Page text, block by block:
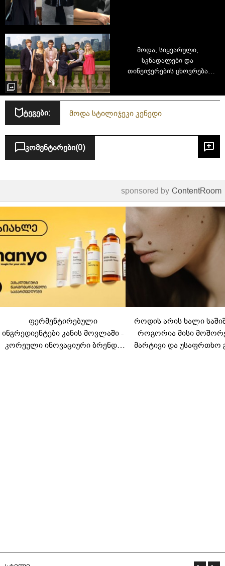
მოდა, სიყვარული,
სკნადალები და
თინეიჯერების ცხოვრება
საყვარელი სერიალის
გამოსვლიდან 16 წელი
ტეგები: მოდა სტილიჯეკი კენედი
კომენტარები(0)
sponsored by ContentRoom
ფერმენტირებული
ინგრედიენტები კანის მოვლაში -
კორეული ინოვაციური ბრენდი
როდის არის ხალი
როგორია მისი
მარტივი და უსაფრთხო